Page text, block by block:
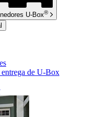
U-Box®
de U-Box